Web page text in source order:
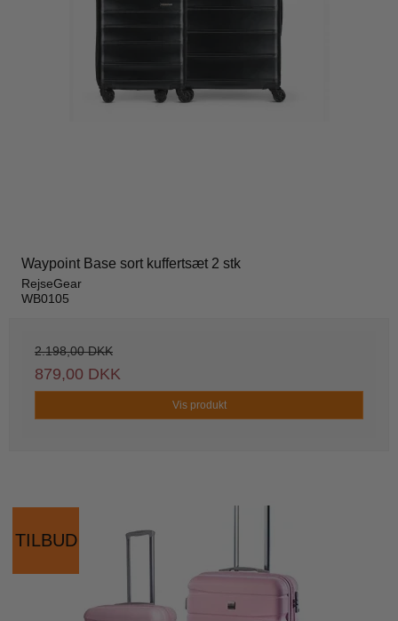
Waypoint Base sort kuffertsæt 2 stk
RejseGear
WB0105
2.198,00 DKK
879,00 DKK
Vis produkt
TILBUD